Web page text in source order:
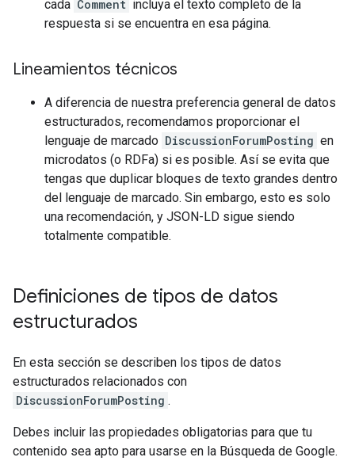
cada Comment incluya el texto completo de la
respuesta si se encuentra en esa página.
Lineamientos técnicos
A diferencia de nuestra preferencia general de datos
estructurados, recomendamos proporcionar el
lenguaje de marcado DiscussionForumPosting en
microdatos (o RDFa) si es posible. Así se evita que
tengas que duplicar bloques de texto grandes dentro
del lenguaje de marcado. Sin embargo, esto es solo
una recomendación, y JSON-LD sigue siendo
totalmente compatible.
Definiciones de tipos de datos
estructurados
En esta sección se describen los tipos de datos
estructurados relacionados con
DiscussionForumPosting .
Debes incluir las propiedades obligatorias para que tu
contenido sea apto para usarse en la Búsqueda de Google.